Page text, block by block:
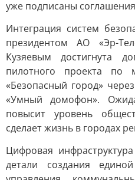
уже подписаны
Интеграция систем
президентом АО «Эр-
Кузяевым достигнута
пилотного проекта по
«Безопасный город»
«Умный домофон».
повысит уровень
сделает жизнь в городах
Цифровая
детали создания